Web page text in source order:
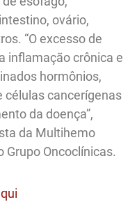
ovário,
“O excesso de
inflamação crônica e
hormônios,
células cancerígenas
da doença”,
da Multihemo
Grupo Oncoclínicas.